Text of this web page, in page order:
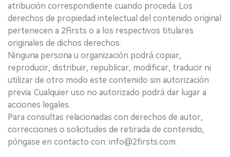
atribución correspondiente cuando proceda. Los
derechos de propiedad intelectual del contenido original
pertenecen a 2Firsts o a los respectivos titulares
originales de dichos derechos.
Ninguna persona u organización podrá copiar,
reproducir, distribuir, republicar, modificar, traducir ni
utilizar de otro modo este contenido sin autorización
previa. Cualquier uso no autorizado podrá dar lugar a
acciones legales.
Para consultas relacionadas con derechos de autor,
correcciones o solicitudes de retirada de contenido,
póngase en contacto con: info@2firsts.com.